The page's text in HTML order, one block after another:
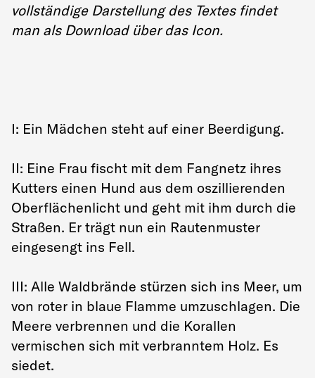
vollständige Darstellung des Textes findet
man als Download über das Icon.
I: Ein Mädchen steht auf einer Beerdigung.
II: Eine Frau fischt mit dem Fangnetz ihres
Kutters einen Hund aus dem oszillierenden
Oberflächenlicht und geht mit ihm durch die
Straßen. Er trägt nun ein Rautenmuster
eingesengt ins Fell.
III: Alle Waldbrände stürzen sich ins Meer, um
von roter in blaue Flamme umzuschlagen. Die
Meere verbrennen und die Korallen
vermischen sich mit verbranntem Holz. Es
siedet.